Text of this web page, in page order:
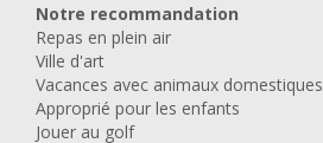
Notre recommandation
Repas en plein air
Ville d'art
Vacances avec animaux domestiques
Approprié pour les enfants
Jouer au golf